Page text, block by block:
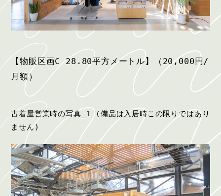
【物販区画C 28.80平方メートル】
（20,000円/
月額）
古着屋営業時の写真_1 (備品は入居時この限りではあり
ません)